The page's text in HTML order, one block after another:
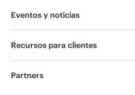
Responsabilidad corporativa
Laboratorios HPE
Servicios de soporte operativo
Software y controladores
Eventos y noticias
Eventos
Recursos para clientes
Contacta con nosotros
Partners